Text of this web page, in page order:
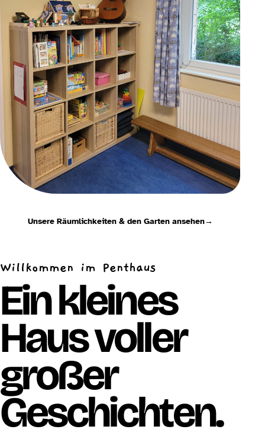
Unsere Räumlichkeiten & den Garten ansehen→
Willkommen im Penthaus
Ein kleines
Haus voller
großer
Geschichten.